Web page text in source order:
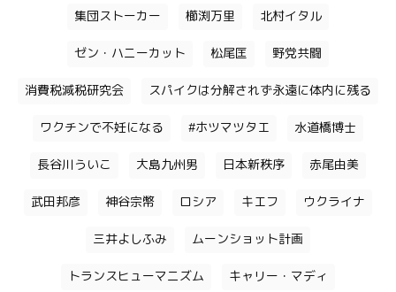
集団ストーカー 櫛渕万里 北村イタル
ゼン・ハニーカット 松尾匡 野党共闘
消費税減税研究会 スパイクは分解されず永遠に体内に残る
ワクチンで不妊になる #ホツマツタエ 水道橋博士
長谷川ういこ 大島九州男 日本新秩序 赤尾由美
武田邦彦 神谷宗幣 ロシア キエフ ウクライナ
三井よしふみ ムーンショット計画
トランスヒューマニズム キャリー・マディ